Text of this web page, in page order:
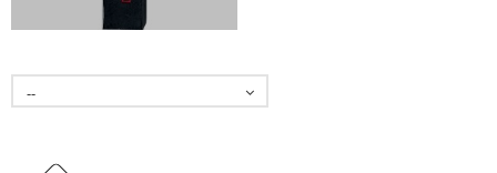
--